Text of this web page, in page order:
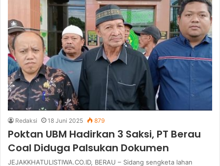
Redaksi 18 Juni 2025 879
Poktan UBM Hadirkan 3 Saksi, PT Berau
Coal Diduga Palsukan Dokumen
JEJAKKHATULISTIWA.CO.ID, BERAU – Sidang sengketa lahan